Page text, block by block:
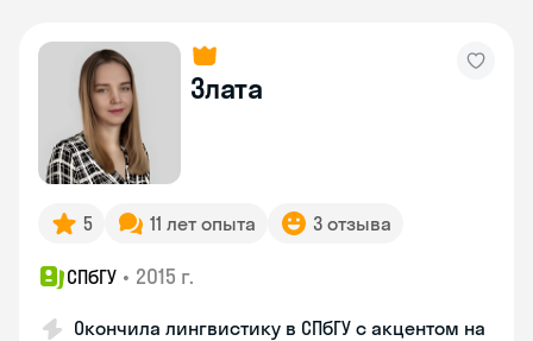
Злата
5 11 лет опыта 3 отзыва
СПбГУ • 2015 г.
Окончила лингвистику в СПбГУ с акцентом на